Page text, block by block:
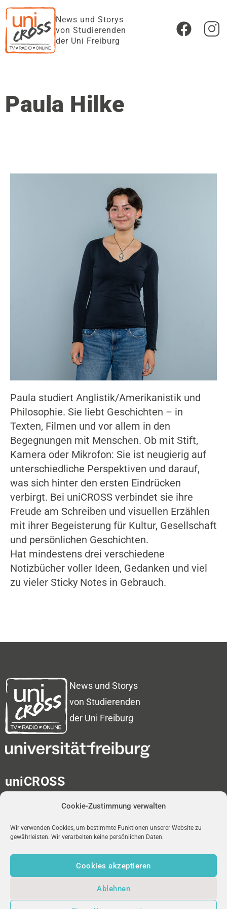
Cookie-Zustimmung verwalten
Wir verwenden Cookies, um bestimmte Funktionen unserer Website zu
gewährleisten. Wir verarbeiten keine persönlichen Daten.
Cookies akzeptieren
Ablehnen
News und Storys
von Studierenden
der Uni Freiburg
Paula Hilke
Paula studiert Anglistik/Amerikanistik und
Philosophie. Sie liebt Geschichten – in
Texten, Filmen und vor allem in den
Begegnungen mit Menschen. Ob mit Stift,
Kamera oder Mikrofon: Sie ist neugierig auf
unterschiedliche Perspektiven und darauf,
was sich hinter den ersten Eindrücken
verbirgt. Bei uniCROSS verbindet sie ihre
Freude am Schreiben und visuellen Erzählen
mit ihrer Begeisterung für Kultur, Gesellschaft
und persönlichen Geschichten.
Hat mindestens drei verschiedene
Notizbücher voller Ideen, Gedanken und viel
zu vieler Sticky Notes in Gebrauch.
News und Storys
von Studierenden
der Uni Freiburg
uniCROSS
Albert-Ludwigs-Universität
UniversitätsbibliothekMedienzentrum
Platz der Universität 2
redaktion-unicross[at]ub.uni-freiburg.de